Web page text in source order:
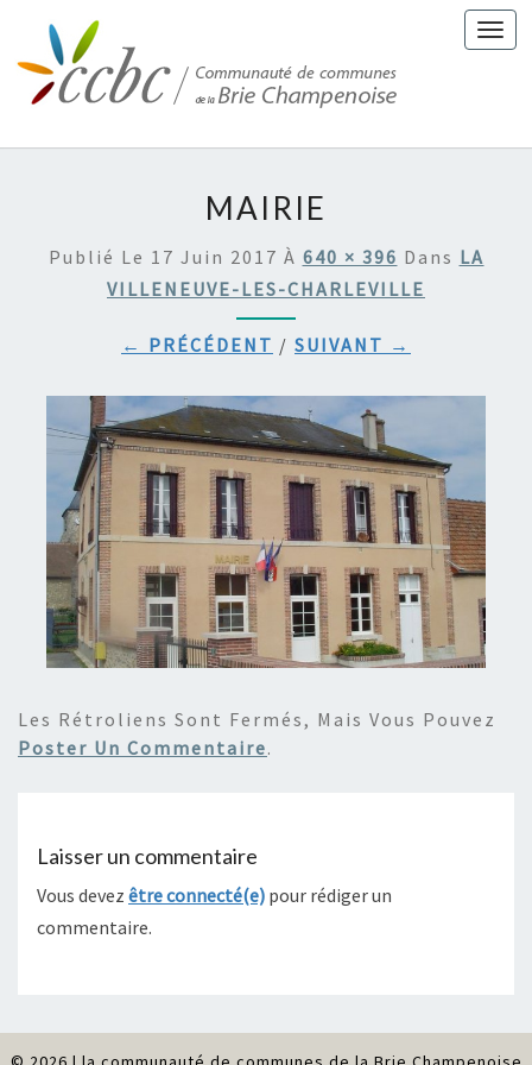
MAIRIE
Publié Le 17 Juin 2017 À 640 × 396 Dans LA
VILLENEUVE-LES-CHARLEVILLE
← PRÉCÉDENT / SUIVANT →
Les Rétroliens Sont Fermés, Mais Vous Pouvez
Poster Un Commentaire.
Laisser un commentaire
Vous devez être connecté(e) pour rédiger un
commentaire.